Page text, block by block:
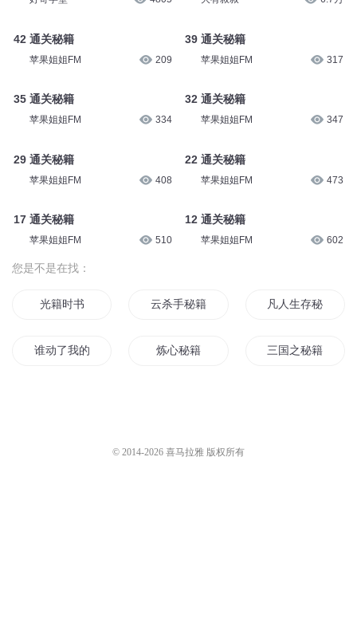
42 通关秘籍
苹果姐姐FM 209
35 通关秘籍
苹果姐姐FM 334
29 通关秘籍
苹果姐姐FM 408
17 通关秘籍
苹果姐姐FM 510
39 通关秘籍
苹果姐姐FM 317
32 通关秘籍
苹果姐姐FM 347
22 通关秘籍
苹果姐姐FM 473
12 通关秘籍
苹果姐姐FM 602
您是不是在找：
光籍时书 云杀手秘籍 凡人生存秘籍
谁动了我的秘籍 炼心秘籍 三国之秘籍神将
© 2014-2026 喜马拉雅 版权所有